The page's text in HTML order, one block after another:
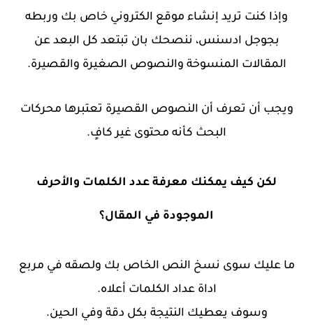
وإذا كنت تريد إنشاء موقع الكتروني خاص بك وربطه
بجوجل ادسنس، ننصحك بان تبتعد كل البعد عن
المقالات المنسوخة والنصوص الصغيرة والقصيرة.
ويجب أن تعرف أن النصوص القصيرة تعتبرها محركات
البحث كأنه محتوى غير كافٍ.
لكن كيف يمكنك معرفة عدد الكلمات والأحرف
الموجودة في المقال؟
ما عليك سوى نسخ النص الخاص بك ولصقه في مربع
اداة عداد الكلمات أعلاه.
وسوف يعطيك النتيجة بكل دقة وفي الحين.